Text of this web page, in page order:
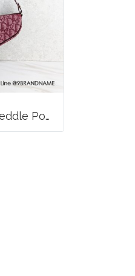
Christian Dior Seddle Pouch Accessory Hand Bag